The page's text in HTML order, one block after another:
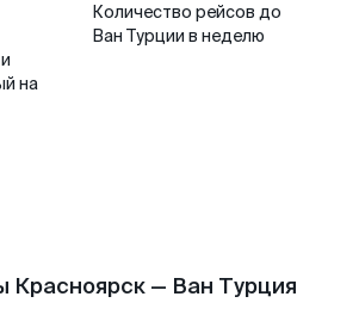
на
Количество рейсов до
Ван Турции в неделю
Красноярск — Ван Турция